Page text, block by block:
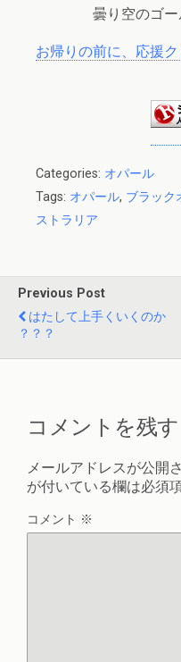
曇り空のゴー
お帰りの前に、応援
Categories: オパール
Tags: オパール, ブラック
ストラリア
Previous Post
はたして上手くいくのか
？？？
コメントを残す
メールアドレスが公開
が付いている欄は必須
コメント ※